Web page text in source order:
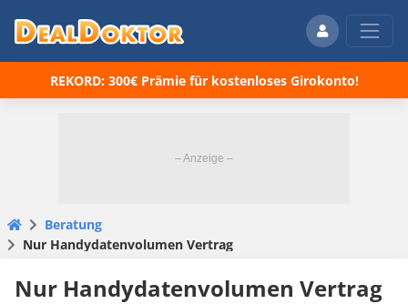
REKORD: 300€ Prämie für kostenloses Girokonto!
Beratung
Nur Handydatenvolumen Vertrag
Nur Handydatenvolumen Vertrag